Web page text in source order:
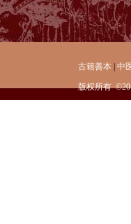
古籍善本 中
版权所有